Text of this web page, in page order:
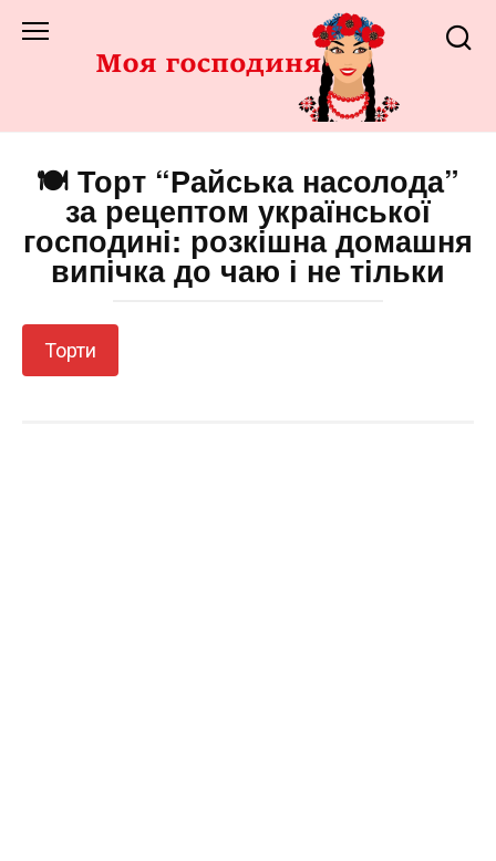
до
🍽️ Торт “Райська насолода”
за рецептом української
господині: розкішна домашня
випічка до чаю і не тільки
Торти